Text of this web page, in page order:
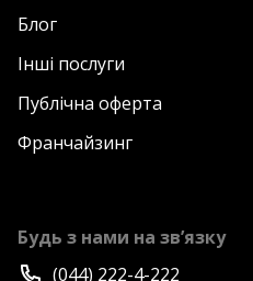
Блог
Інші послуги
Публічна оферта
Франчайзинг
Будь з нами на зв’язку
(044) 222-4-222